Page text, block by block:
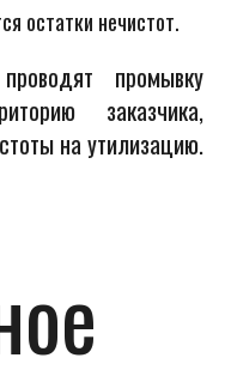
остатки нечистот.
промывку
заказчика,
на утилизацию.